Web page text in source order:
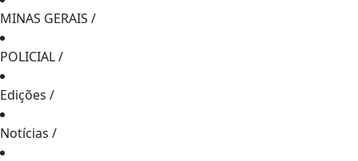
MINAS GERAIS /
POLICIAL/
Edições /
Notícias /